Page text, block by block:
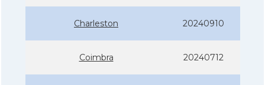
Charleston 20240910
Coimbra 20240712